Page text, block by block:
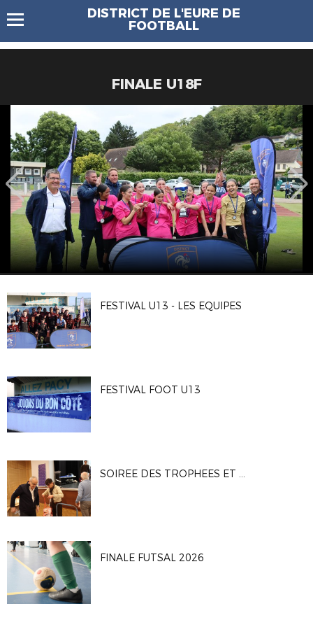
DISTRICT DE L'EURE DE
FOOTBALL
FINALE U18F
FESTIVAL U13 - LES EQUIPES
FESTIVAL FOOT U13
SOIREE DES TROPHEES ET DES BENEVOLES
FINALE FUTSAL 2026